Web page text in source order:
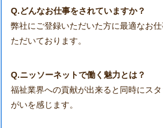
Q.どんなお仕事をされていますか？
弊社にご登録いただいた方に最適なお
ただいております。
Q.ニッソーネットで働く魅力とは？
福祉業界への貢献が出来ると同時にス
がいを感じます。